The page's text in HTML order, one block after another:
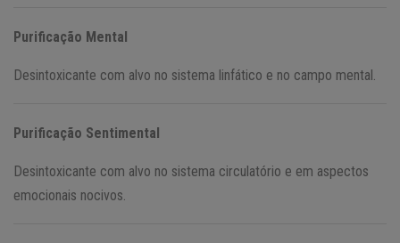
Purificação Mental
Desintoxicante com alvo no sistema linfático e no campo mental.
Purificação Sentimental
Desintoxicante com alvo no sistema circulatório e em aspectos
emocionais nocivos.